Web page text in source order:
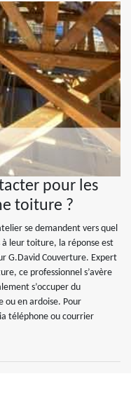
pour les
toiture ?
se demandent vers quel
leur toiture, la réponse est
G.David Couverture. Expert
ce professionnel s’avère
s’occuper du
ou en ardoise. Pour
téléphone ou courrier